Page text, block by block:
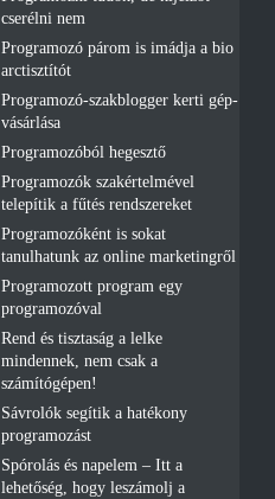
cserélni nem
Programozó párom is imádja a bio
arctisztítót
Programozó-szakblogger kerti gép-
vásárlása
Programozóból hegesztő
Programozók szakértelmével
telepítik a fűtés rendszereket
Programozóként is sokat
tanulhatunk az online marketingről
Programozott program egy
programozóval
Rend és tisztaság a lelke
mindennek, nem csak a
számítógépen!
Sávrolók segítik a hatékony
programozást
Spórolás és napelem – Itt a
lehetőség, hogy leszámolj a